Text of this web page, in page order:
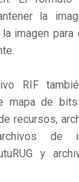
la
imagen
RIF
mapa de
recursos,
de
y